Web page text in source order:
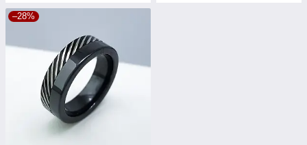
–28%